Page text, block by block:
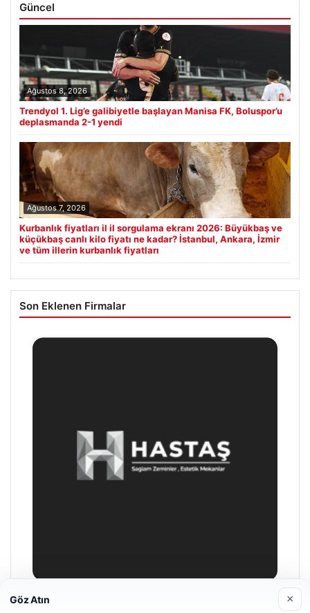
Güncel
Ağustos 8, 2026
Trendyol 1. Lig’e galibiyetle başlayan Manisa FK, Boluspor’u
deplasmanda 2-1 yendi
Ağustos 7, 2026
Kurbanlık fiyatları il il sorgulama ekranı 2026: Büyükbaş ve
küçükbaş canlı kilo fiyatı ne kadar? İstanbul, Ankara, İzmir
ve tüm illerin kurbanlık fiyatları
Son Eklenen Firmalar
Göz Atın ×